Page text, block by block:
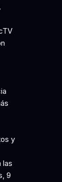
y
las
9